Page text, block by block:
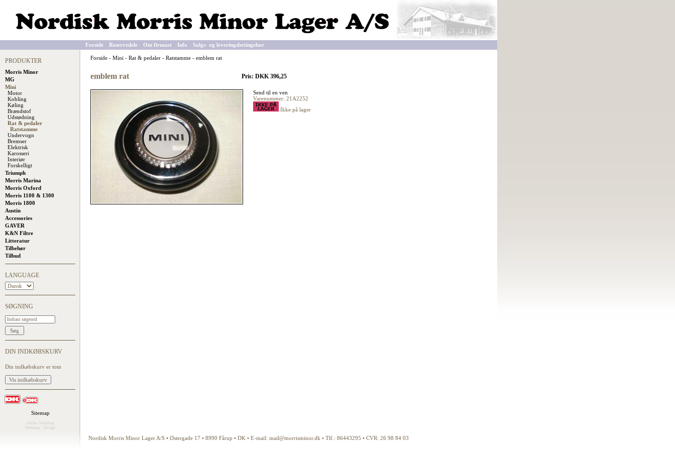
Forside Reservedele Om firmaet Info Salgs- og leveringsbetingelser
PRODUKTER
Morris Minor
MG
Mini
Motor
Kobling
Køling
Brændstof
Udstødning
Rat & pedaler
Ratstamme
Undervogn
Bremser
Elektrisk
Karosseri
Interiør
Forskelligt
Triumph
Morris Marina
Morris Oxford
Morris 1100 & 1300
Morris 1800
Austin
Accessories
GAVER
K&N Filtre
Litteratur
Tilbehør
Tilbud
LANGUAGE
SØGNING
DIN INDKØBSKURV
Din indkøbskurv er tom
Sitemap
eSeller Webshop
Webshop
Design
Forside - Mini - Rat & pedaler - Ratstamme - emblem rat
emblem rat Pris: DKK 396,25
Send til en ven
Varenummer: 21A2252
Ikke på lager
Nordisk Morris Minor Lager A/S • Østergade 17 • 8990 Fårup • DK • E-mail: mail@morrisminor.dk • Tlf.: 86443295 • CVR: 26 98 84 03